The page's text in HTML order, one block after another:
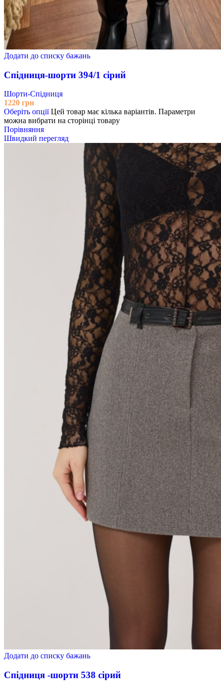
Додати до списку бажань
Спідниця-шорти 394/1 сірий
Шорти-Спідниця
1220 грн
Оберіть опції Цей товар має кілька варіантів. Параметри
можна вибрати на сторінці товару
Порівняння
Швидкий перегляд
Додати до списку бажань
Спідниця -шорти 538 сірий